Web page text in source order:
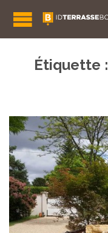
Étiquette :